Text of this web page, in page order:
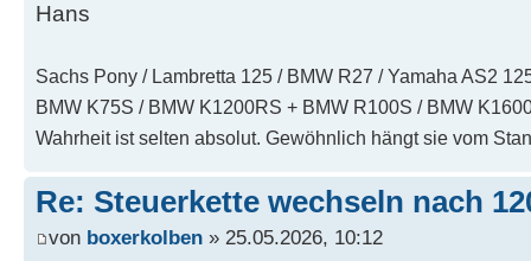
Hans
Sachs Pony / Lambretta 125 / BMW R27 / Yamaha AS2
BMW K75S / BMW K1200RS + BMW R100S / BMW
Wahrheit ist selten absolut. Gewöhnlich hängt sie vom
Re: Steuerkette wechseln nach
von boxerkolben » 25.05.2026, 10:12